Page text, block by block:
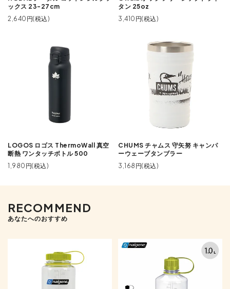
ックス 23-27cm
2,640円(税込)
タン 25oz
3,410円(税込)
LOGOS ロゴス ThermoWall 真空
断熱 ワンタッチボトル 500
1,980円(税込)
CHUMS チャムス 守矢努 キャンパ
ーウェーブタンブラー
3,168円(税込)
RECOMMEND
あなたへのおすすめ